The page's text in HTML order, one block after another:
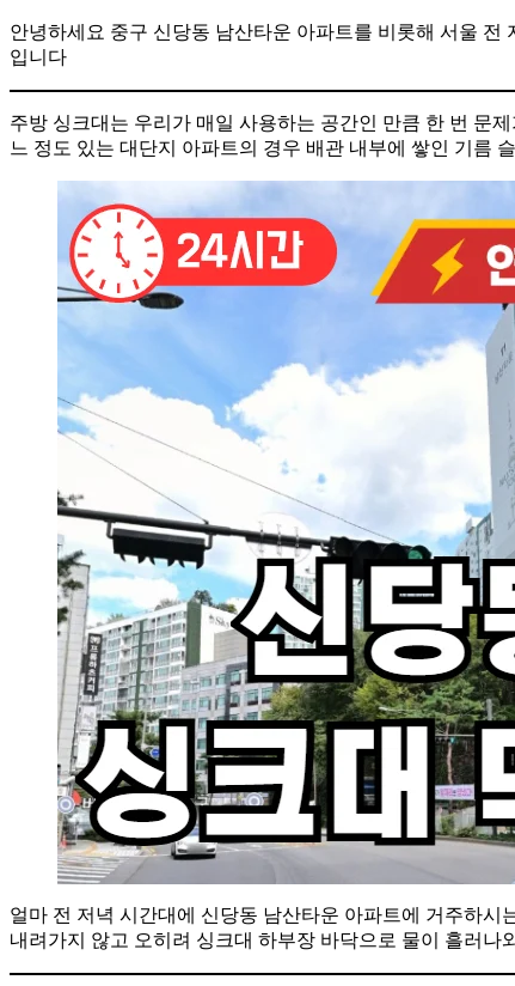
안녕하세요 중구 신당동 남산타운 아파트를 비롯해 서울
입니다
주방 싱크대는 우리가 매일 사용하는 공간인 만큼 한 번 문
느 정도 있는 대단지 아파트의 경우 배관 내부에 쌓인 기름
얼마 전 저녁 시간대에 신당동 남산타운 아파트에 거주하
내려가지 않고 오히려 싱크대 하부장 바닥으로 물이 흘러